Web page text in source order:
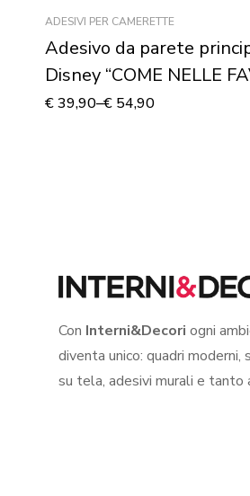
ADESIVI PER CAMERETTE
Adesivo da parete
Disney “COME NELLE
– Adesivo murale
€39,90–€ 54,90
Con Interni&Decori ogni
diventa unico: quadri moderni,
su tela, adesivi murali e tanto